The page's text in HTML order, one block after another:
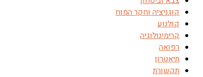
קוגניציה וחקר המוח
קולנוע
קרימינולוגיה
רפואה
תיאטרון
תקשורת